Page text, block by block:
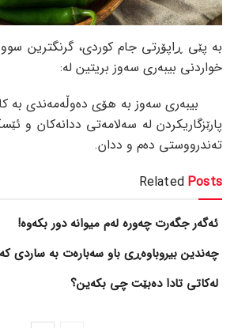
بە پێی ڕاپۆرتی جام کوردی، گرنگترین
خواردنی بیبەری سەوز بریتین لە:
بیبەری سەوز بە هۆی دەوڵەمەندی بە
پارێزگاریکردن لە سەلامەتی ددانەکان و
تەندرووستی دەم و ددان.
Related Posts
ئەگەر جگەرت چەورە لەم میوانە دور بکەوە!
چەندین بیروباوەڕی باو سەبارەت بە ساردی
لەکاتی تادا دەبێت چی بکەین؟